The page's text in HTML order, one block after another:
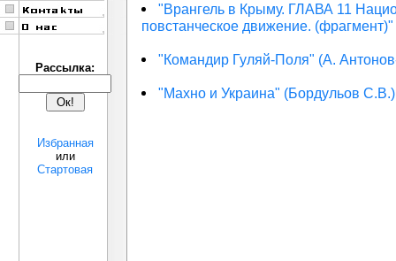
Рассылка:
Избранная
или
Стартовая
"Врангель в Крыму. ГЛАВА 11
повстанческое движение.
"Командир Гуляй-Поля" (А.
"Махно и Украина" (Бордульов С.В.)